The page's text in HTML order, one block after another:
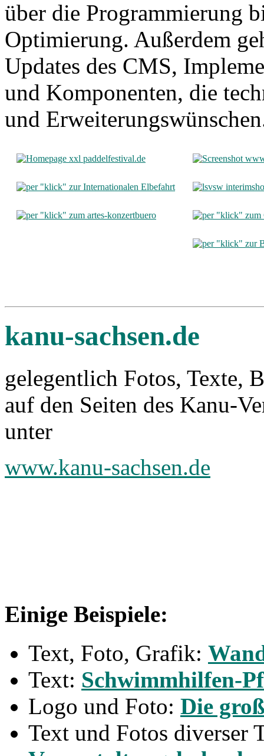
über die Programmierung
Optimierung. Außerdem
Updates des CMS,
und Komponenten, die
und
kanu-sachsen.de
gelegentlich Fotos, Texte,
auf den Seiten des Kanu-
unter
www.kanu-sachsen.de
Einige Beispiele:
Text, Foto, Grafik:
Text: Schwimmhilfen-
Logo und Foto: Die
Text und Fotos diverser